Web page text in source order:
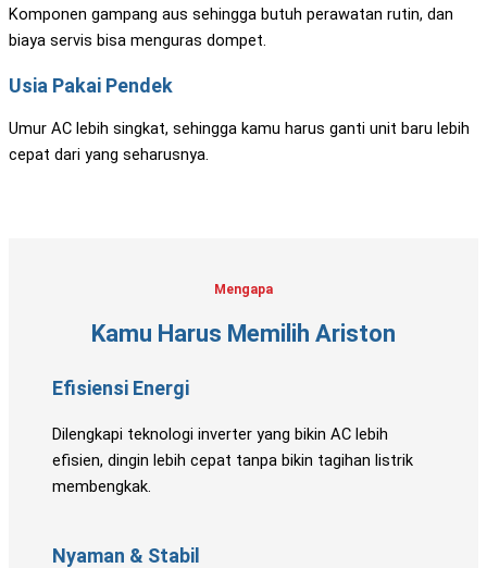
Komponen gampang aus sehingga butuh perawatan rutin, dan
biaya servis bisa menguras dompet.
Usia Pakai Pendek
Umur AC lebih singkat, sehingga kamu harus ganti unit baru lebih
cepat dari yang seharusnya.
Mengapa
Kamu Harus Memilih Ariston
Efisiensi Energi
Dilengkapi teknologi inverter yang bikin AC lebih
efisien, dingin lebih cepat tanpa bikin tagihan listrik
membengkak.
Nyaman & Stabil